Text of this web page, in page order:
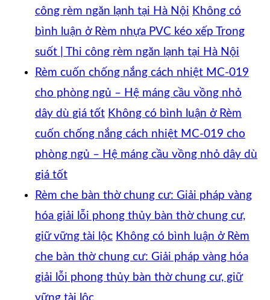
công rèm ngăn lạnh tại Hà Nội Không có
bình luận ở Rèm nhựa PVC kéo xếp Trong
suốt | Thi công rèm ngăn lạnh tại Hà Nội
Rèm cuốn chống nắng cách nhiệt MC-019
cho phòng ngủ – Hệ máng cầu vồng nhỏ
dây dù giá tốt Không có bình luận ở Rèm
cuốn chống nắng cách nhiệt MC-019 cho
phòng ngủ – Hệ máng cầu vồng nhỏ dây dù
giá tốt
Rèm che bàn thờ chung cư: Giải pháp vàng
hóa giải lỗi phong thủy bàn thờ chung cư,
giữ vững tài lộc Không có bình luận ở Rèm
che bàn thờ chung cư: Giải pháp vàng hóa
giải lỗi phong thủy bàn thờ chung cư, giữ